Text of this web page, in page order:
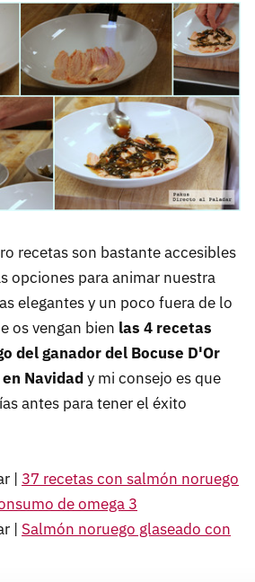
recetas son bastante accesibles
opciones para animar nuestra
elegantes y un poco fuera de lo
os vengan bien las 4 recetas
del ganador del Bocuse D'Or
Navidady mi consejo es que
antes para tener el éxito
| 37 recetas con salmón noruego
de omega 3
| Salmón noruego glaseado con